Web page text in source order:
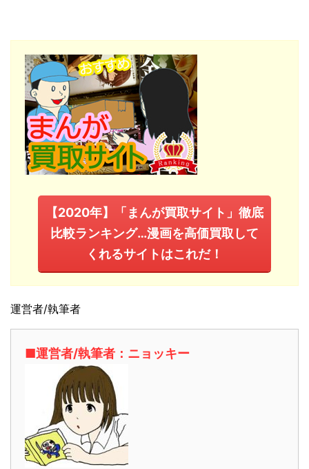
【2020年】「まんが買取サイト」徹底
比較ランキング…漫画を高価買取して
くれるサイトはこれだ！
運営者/執筆者
■運営者/執筆者：ニョッキー